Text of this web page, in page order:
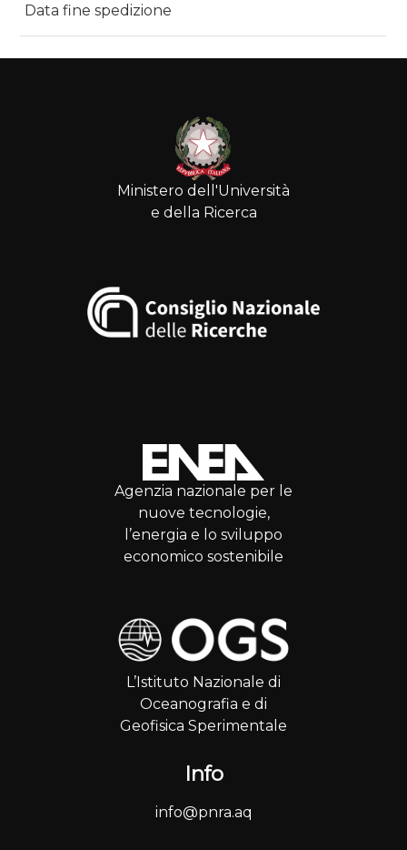
Data fine spedizione
Ministero dell'Università
e della Ricerca
Agenzia nazionale per le
nuove tecnologie,
l’energia e lo sviluppo
economico sostenibile
L’Istituto Nazionale di
Oceanografia e di
Geofisica Sperimentale
Info
info@pnra.aq